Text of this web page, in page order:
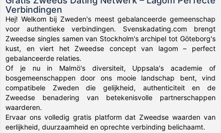
Verbindingen
Hej! Welkom bij Zweden's meest gebalanceerde gemeenschap
voor authentieke verbindingen. Svenskadating.com brengt
Zweedse singles samen van Stockholm's archipel tot Göteborg's
kust, en viert het Zweedse concept van lagom – perfect
gebalanceerde relaties.
Of je nu in Malmö's diversiteit, Uppsala's academie of
bosgemeenschappen door ons mooie landschap bent, vind
compatibele Zweden die gelijkheid, authenticiteit en de
Zweedse benadering van betekenisvolle partnerschappen
waarderen.
Ervaar ons volledig gratis platform dat Zweedse waarden van
eerlijkheid, duurzaamheid en oprechte verbinding belichaamt.